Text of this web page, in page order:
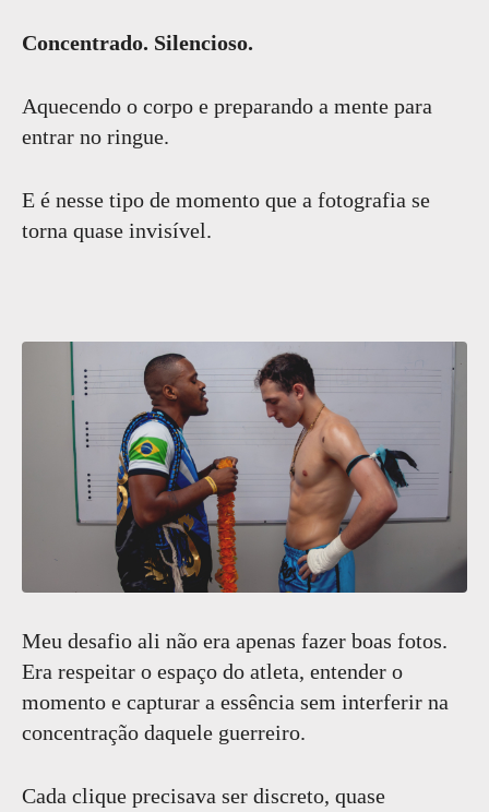
Concentrado. Silencioso.
Aquecendo o corpo e preparando a mente para
entrar no ringue.
E é nesse tipo de momento que a fotografia se
torna quase invisível.
Meu desafio ali não era apenas fazer boas fotos.
Era respeitar o espaço do atleta, entender o
momento e capturar a essência sem interferir na
concentração daquele guerreiro.
Cada clique precisava ser discreto, quase